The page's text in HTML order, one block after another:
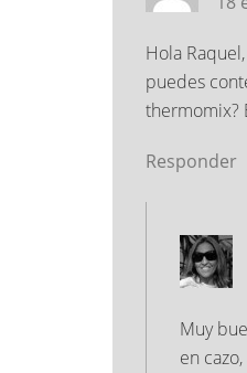
Hola
puedes
thermomix?
Responder
Muy
en